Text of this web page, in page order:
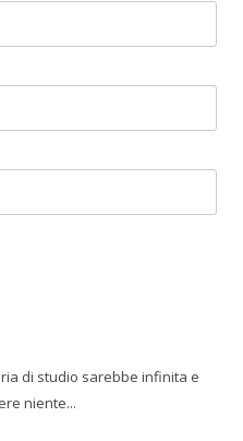
di studio sarebbe infinita e
niente...